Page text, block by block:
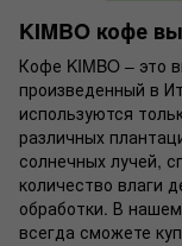
KIMBO кофе
Кофе KIMBO – это
произведенный в
используются
различных
солнечных лучей,
количество влаги
обработки. В
всегда сможете